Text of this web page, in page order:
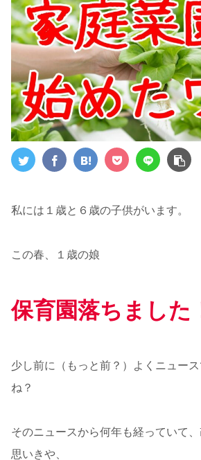
私には１歳と６歳の子供がいます。
この春、１歳の娘
保育園落ちました
少し前に（もっと前？）よくニュー
ね？
そのニュースから何年も経っていて
思いきや、